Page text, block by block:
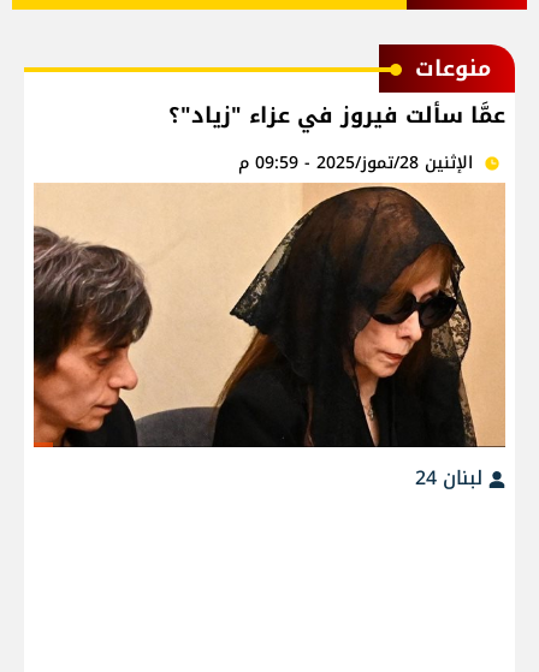
منوعات
عمَّا سألت فيروز في عزاء "زياد"؟
الإثنين 28/تموز/2025 - 09:59 م
لبنان 24